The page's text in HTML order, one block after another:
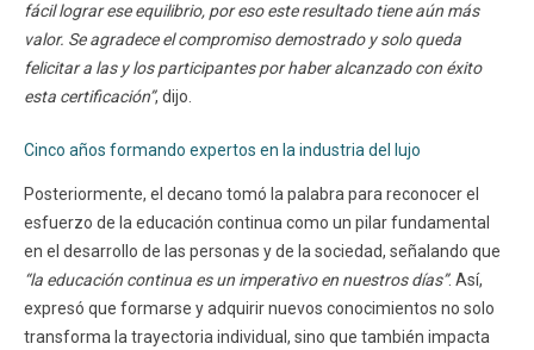
fácil lograr ese equilibrio, por eso este resultado tiene aún más
valor. Se agradece el compromiso demostrado y solo queda
felicitar a las y los participantes por haber alcanzado con éxito
esta certificación”, dijo.
Cinco años formando expertos en la industria del lujo
Posteriormente, el decano tomó la palabra para reconocer el
esfuerzo de la educación continua como un pilar fundamental
en el desarrollo de las personas y de la sociedad, señalando que
“la educación continua es un imperativo en nuestros días”. Así,
expresó que formarse y adquirir nuevos conocimientos no solo
transforma la trayectoria individual, sino que también impacta